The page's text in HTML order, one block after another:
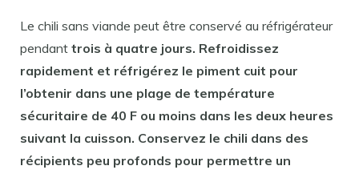
Le chili sans viande peut être conservé au réfrigérateur
pendant trois à quatre jours. Refroidissez
rapidement et réfrigérez le piment cuit pour
l’obtenir dans une plage de température
sécuritaire de 40 F ou moins dans les deux heures
suivant la cuisson. Conservez le chili dans des
récipients peu profonds pour permettre un